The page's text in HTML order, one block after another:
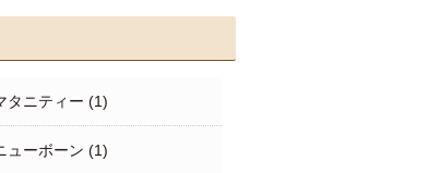
タニティー (1)
ューボーン (1)